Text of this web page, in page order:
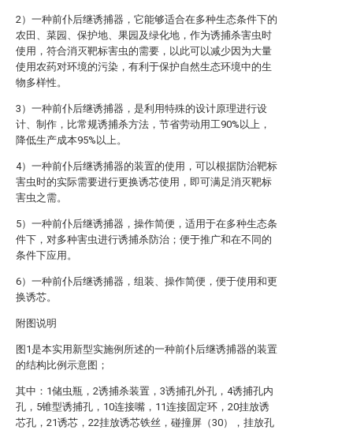
2）一种前仆后继诱捕器，它能够适合在多种生态条件下的
农田、菜园、保护地、果园及绿化地，作为诱捕杀害虫时
使用，符合消灭靶标害虫的需要，以此可以减少因为大量
使用农药对环境的污染，有利于保护自然生态环境中的生
物多样性。
3）一种前仆后继诱捕器，是利用特殊的设计原理进行设
计、制作，比常规诱捕杀方法，节省劳动用工90%以上，
降低生产成本95%以上。
4）一种前仆后继诱捕器的装置的使用，可以根据防治靶标
害虫时的实际需要进行更换诱芯使用，即可满足消灭靶标
害虫之需。
5）一种前仆后继诱捕器，操作简便，适用于在多种生态条
件下，对多种害虫进行诱捕杀防治；便于推广和在不同的
条件下应用。
6）一种前仆后继诱捕器，组装、操作简便，便于使用和更
换诱芯。
附图说明
图1是本实用新型实施例所述的一种前仆后继诱捕器的装置
的结构比例示意图；
其中：1储虫瓶，2诱捕杀装置，3诱捕孔外孔，4诱捕孔内
孔，5锥型诱捕孔，10连接嘴，11连接固定环，20挂放诱
芯孔，21诱芯，22挂放诱芯铁丝，碰撞屏（30），挂放孔